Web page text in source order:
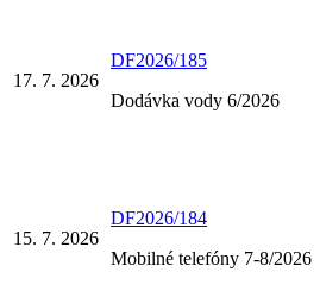
17. 7. 2026
DF2026/185
Dodávka vody 6/2026
15. 7. 2026
DF2026/184
Mobilné telefóny 7-8/2026